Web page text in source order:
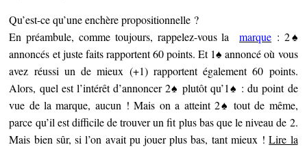
Qu’est-ce qu’une enchère propositionnelle ?
En préambule, comme toujours, rappelez-vous la
marque : 2♠
annoncés et juste faits rapportent 60 points. Et 1♠ annoncé où vous
avez réussi un de mieux (+1) rapportent également 60 points.
Alors, quel est l’intérêt d’annoncer 2♠ plutôt qu’1♠ : du point de
vue de la marque, aucun ! Mais on a atteint 2♠ tout de même,
parce qu’il est difficile de trouver un fit plus bas que le niveau de 2.
Mais bien sûr, si l’on avait pu jouer plus bas, tant mieux !Lire la